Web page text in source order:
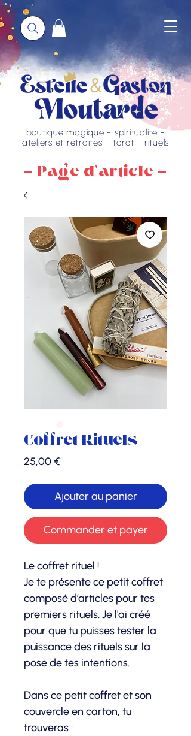
boutique magique - spiritualité -
ateliers et retraites - tarot - rituels
- Page d'article -
Coffret Rituels
25,00 €Prix
Ajouter au panier
Commander et payer
Le coffret rituel !
Je te présente ce petit coffret
composé d’articles pour tes
premiers rituels. Je l'ai créé
pour que tu puisses tester la
puissance des rituels sur la
pose de tes intentions.
Dans ce petit coffret et son
couvercle en carton, tu
trouveras :